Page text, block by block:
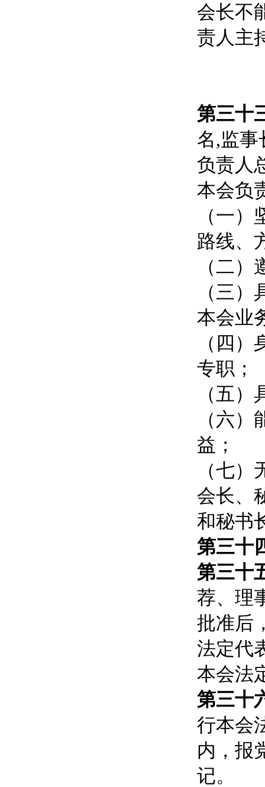
会长不
责人主
第三十
名,监事
负责人
本会负
（一
路线、
（二
（三
本会业
（四
专职；
（五
（六
益；
（七
会长、
和秘书
第三十
第三十
荐、理
批准后
法定代
本会法
第三十
行本会
内，报
记。